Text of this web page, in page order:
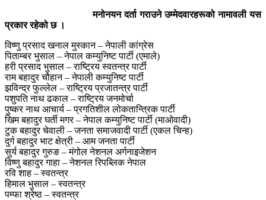
मनोनयन दर्ता गराउने उम्मेदवारहरूको नामावली यस
प्रकार रहेको छ ।
विष्णु प्रसाद खनाल मुस्कान – नेपाली कांग्रेस
पिताम्बर भुसाल – नेपाल कम्युनिष्ट पार्टी (एमाले)
हरी प्रसाद भुसाल – राष्ट्रिय स्वतन्त्र पार्टी
राम बहादुर चौहान – नेपाली कम्युनिष्ट पार्टी
झविन्द्र फुल्लेल – राष्ट्रिय प्रजातन्त्र पार्टी
पशुपति नाथ ढकाल – राष्ट्रिय जनमोर्चा
पुष्कर नाथ आचार्य – प्रगतिशील लोकतान्त्रिक पार्टी
खिम बहादुर घर्ती मगर – नेपाल कम्युनिष्ट पार्टी (माओवादी)
टुक बहादुर चेवाली – जनता समाजवादी पार्टी (एकल चिन्ह)
दुर्ग बहादुर भाट क्षेत्री – आम जनता पार्टी
सुर्य बहादुर गुरुङ – मंगोल नेशनल अर्गनाइजेशन
विष्णु बहादुर गाहा – नेशनल रिपब्लिक नेपाल
रवि शाह – स्वतन्त्र
हिमाल भुसाल – स्वतन्त्र
पम्फा श्रेष्ठ – स्वतन्त्र